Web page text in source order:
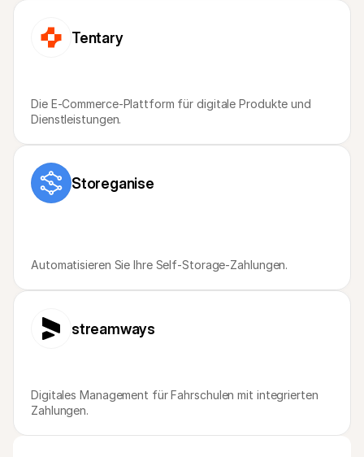
Tentary
Die E-Commerce-Plattform für digitale Produkte und
Dienstleistungen.
Storeganise
Automatisieren Sie Ihre Self-Storage-Zahlungen.
streamways
Digitales Management für Fahrschulen mit integrierten
Zahlungen.